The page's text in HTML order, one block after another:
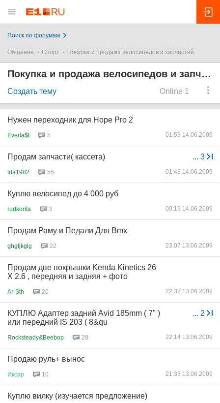
Поиск по форумам
Общение Спорт Покупка и продажа велосипедов и запчастей
Покупка и продажа велосипедов и запчастей
Online 1
Создать тему
Нужен переходник для Hope Pro 2
Everla$t 5 01:53 14.06.2009
... 3
Продам запчасти( кассета)
tda1982 55 01:43 14.06.2009
Куплю велосипед до 4 000 руб
rudkorita 3 00:19 14.06.2009
Продам Раму и Педали Для Bmx
ghgfjkglg 22 23:07 13.06.2009
Продам две покрышки Kenda Kinetics 26
X 2.6 , передняя и задняя + фото
Ar-Sth 20 22:32 13.06.2009
... 2
КУПЛЮ Адаптер задний Avid 185mm ( 7" )
или передний IS 203 ( 8&qu
Rocksteady&Beebop 28 22:14 13.06.2009
Продаю руль+ вынос
Иксар 10 21:33 13.06.2009
Куплю вилку (изучается предложение)